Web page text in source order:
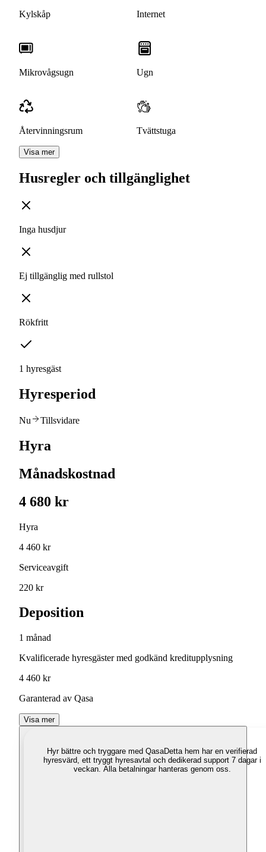
Kylskåp Internet
Mikrovågsugn Ugn
Återvinningsrum Tvättstuga
Visa mer
Husregler och tillgänglighet
Inga husdjur
Ej tillgänglig med rullstol
Rökfritt
1 hyresgäst
Hyresperiod
Nu Tillsvidare
Hyra
Månadskostnad
4 680 kr
Hyra
4 460 kr
Serviceavgift
220 kr
Deposition
1 månad
Kvalificerade hyresgäster med godkänd kreditupplysning
4 460 kr
Garanterad av Qasa
Visa mer
Hyr bättre och tryggare med QasaDetta hem har en verifierad
hyresvärd, ett tryggt hyresavtal och dedikerad support 7 dagar i
veckan. Alla betalningar hanteras genom oss.